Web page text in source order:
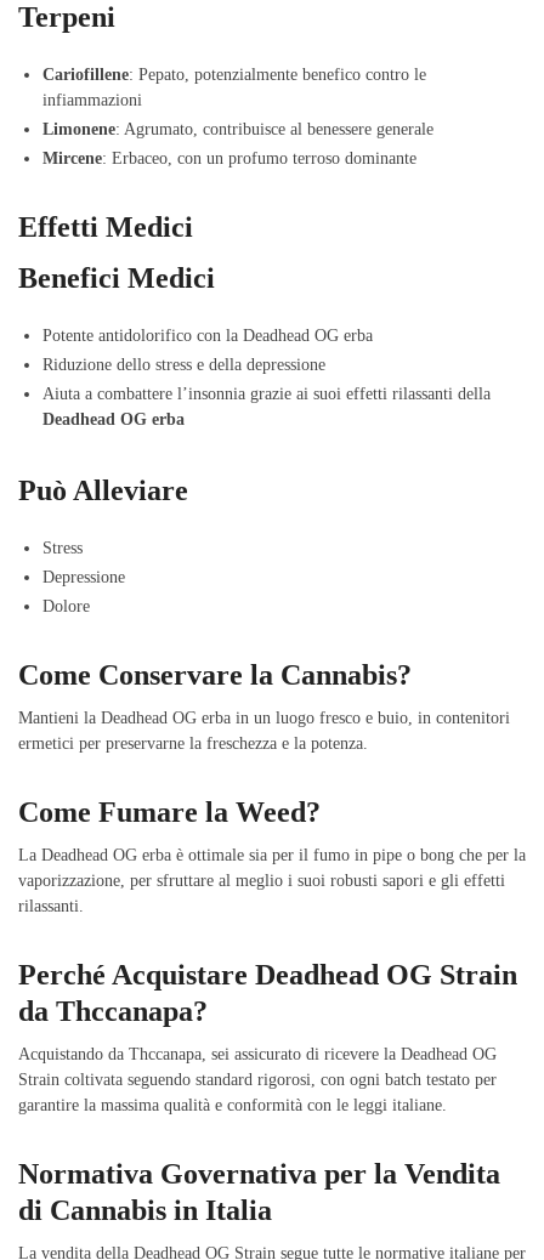
Terpeni
Cariofillene: Pepato, potenzialmente benefico contro le
infiammazioni
Limonene: Agrumato, contribuisce al benessere generale
Mircene: Erbaceo, con un profumo terroso dominante
Effetti Medici
Benefici Medici
Potente antidolorifico con la Deadhead OG erba
Riduzione dello stress e della depressione
Aiuta a combattere l’insonnia grazie ai suoi effetti rilassanti della
Deadhead OG erba
Può Alleviare
Stress
Depressione
Dolore
Come Conservare la Cannabis?
Mantieni la Deadhead OG erba in un luogo fresco e buio, in contenitori
ermetici per preservarne la freschezza e la potenza.
Come Fumare la Weed?
La Deadhead OG erba è ottimale sia per il fumo in pipe o bong che per la
vaporizzazione, per sfruttare al meglio i suoi robusti sapori e gli effetti
rilassanti.
Perché Acquistare Deadhead OG Strain
da Thccanapa?
Acquistando da Thccanapa, sei assicurato di ricevere la Deadhead OG
Strain coltivata seguendo standard rigorosi, con ogni batch testato per
garantire la massima qualità e conformità con le leggi italiane.
Normativa Governativa per la Vendita
di Cannabis in Italia
La vendita della Deadhead OG Strain segue tutte le normative italiane per